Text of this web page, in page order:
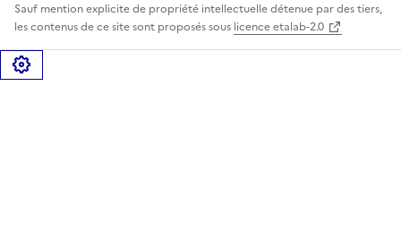
Sauf mention explicite de propriété intellectuelle détenue par des tiers,
les contenus de ce site sont proposés sous licence etalab-2.0
Gérer les cookies